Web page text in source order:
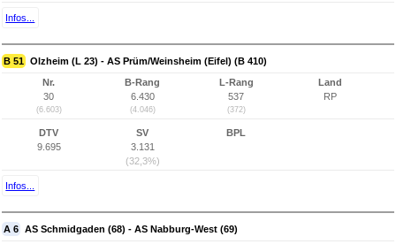
Infos...
B 51 Olzheim (L 23) - AS Prüm/Weinsheim (Eifel) (B 410)
Nr.
30
(6.603)
B-Rang
6.430
(4.046)
L-Rang
537
(372)
Land
RP
DTV
9.695
SV
3.131
(32,3%)
BPL
Infos...
A 6 AS Schmidgaden (68) - AS Nabburg-West (69)